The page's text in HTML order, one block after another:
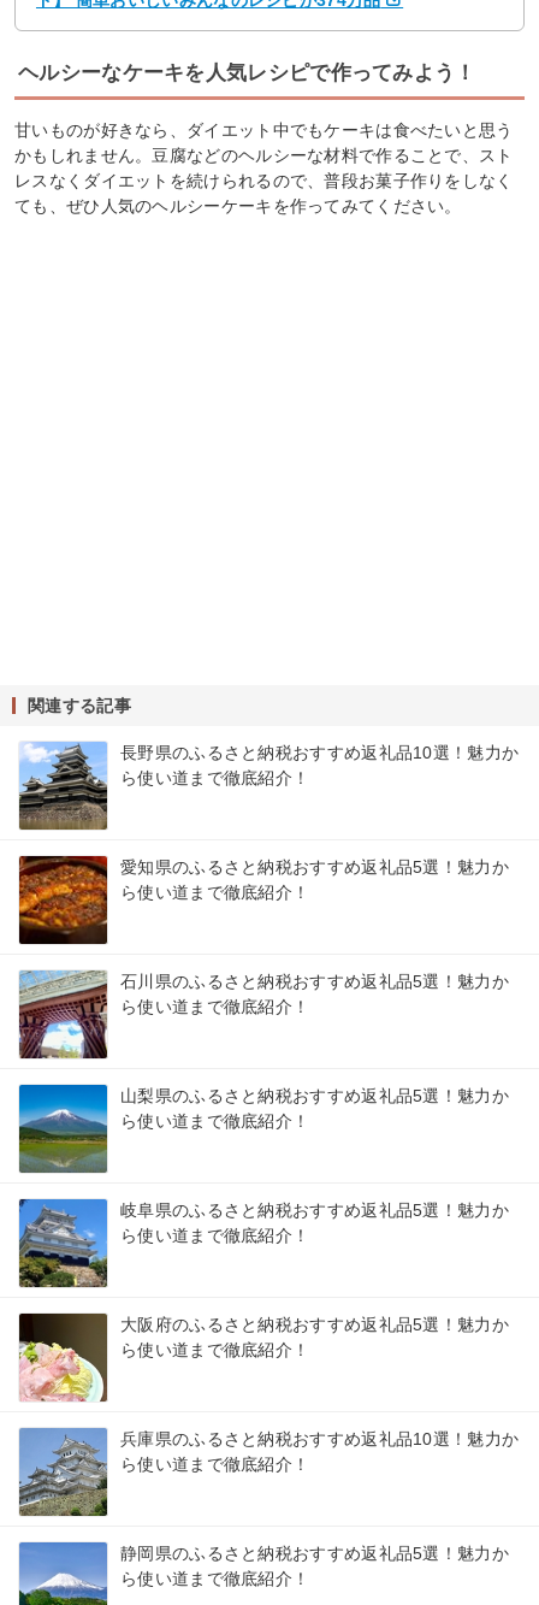
ヘルシーなケーキを人気レシピで作ってみよう！
甘いものが好きなら、ダイエット中でもケーキは食べたいと思う
かもしれません。豆腐などのヘルシーな材料で作ることで、スト
レスなくダイエットを続けられるので、普段お菓子作りをしなく
ても、ぜひ人気のヘルシーケーキを作ってみてください。
関連する記事
長野県のふるさと納税おすすめ返礼品10選！魅力か
ら使い道まで徹底紹介！
愛知県のふるさと納税おすすめ返礼品5選！魅力か
ら使い道まで徹底紹介！
石川県のふるさと納税おすすめ返礼品5選！魅力か
ら使い道まで徹底紹介！
山梨県のふるさと納税おすすめ返礼品5選！魅力か
ら使い道まで徹底紹介！
岐阜県のふるさと納税おすすめ返礼品5選！魅力か
ら使い道まで徹底紹介！
大阪府のふるさと納税おすすめ返礼品5選！魅力か
ら使い道まで徹底紹介！
兵庫県のふるさと納税おすすめ返礼品10選！魅力か
ら使い道まで徹底紹介！
静岡県のふるさと納税おすすめ返礼品5選！魅力か
ら使い道まで徹底紹介！